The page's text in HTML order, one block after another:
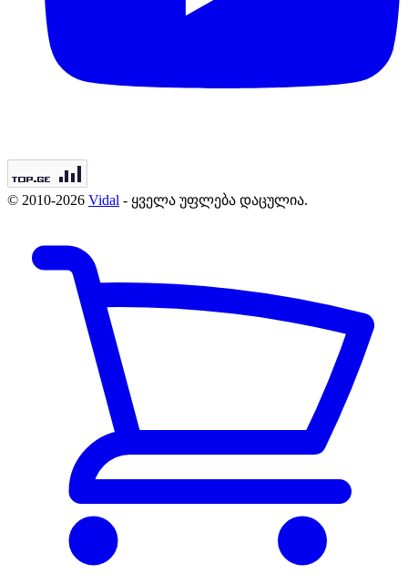
© 2010-2026 Vidal - ყველა უფლება დაცულია.